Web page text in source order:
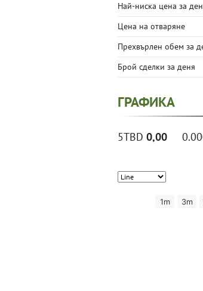
Най-ниска цена за
Цена на отваряне
Прехвърлен обем за
Брой сделки за деня
ГРАФИКА
5TBD 0,00
1m 3m